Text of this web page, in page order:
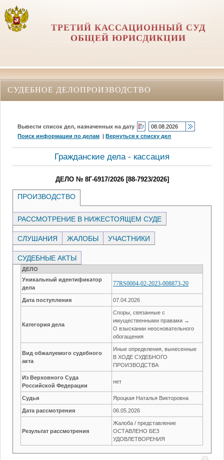
ТРЕТИЙ КАССАЦИОННЫЙ СУД
ОБЩЕЙ ЮРИСДИКЦИИ
СУДЕБНОЕ ДЕЛОПРОИЗВОДСТВО
Вывести список дел, назначенных на дату
Поиск информации по делам |Вернуться к списку дел
Гражданские дела - кассация
ДЕЛО № 8Г-6917/2026 [88-7923/2026]
ПРОИЗВОДСТВО
РАССМОТРЕНИЕ В НИЖЕСТОЯЩЕМ СУДЕ
СЛУШАНИЯ ЖАЛОБЫ УЧАСТНИКИ
СУДЕБНЫЕ АКТЫ
ДЕЛО
Уникальный идентификатор
дела
77RS0004-02-2023-008873-20
Дата поступления 07.04.2026
Категория дела
Споры, связанные с
имущественными правами →
О взыскании неосновательного
обогащения
Вид обжалуемого судебного
акта
Иные определения, вынесенные
В ХОДЕ СУДЕБНОГО
ПРОИЗВОДСТВА
Из Верховного Суда
Российской Федерации
нет
Судья Яроцкая Наталья Викторовна
Дата рассмотрения 06.05.2026
Результат рассмотрения
Жалоба / представление
ОСТАВЛЕНО БЕЗ
УДОВЛЕТВОРЕНИЯ